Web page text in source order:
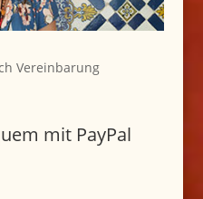
Vereinbarung
mit PayPal